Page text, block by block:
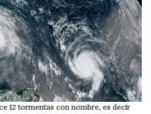
12 tormentas con nombre, es decir